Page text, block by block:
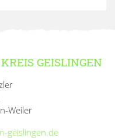
GEISLINGEN
Weiler
geislingen.de